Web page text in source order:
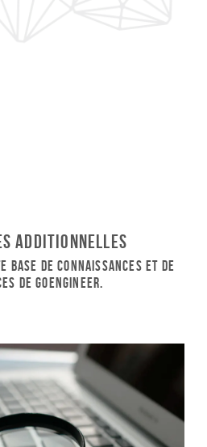
additionnelles
base de connaissances et de
de GoEngineer.